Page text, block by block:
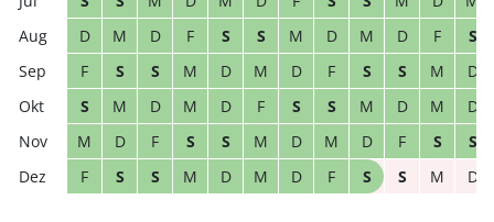
D
M D F S S M D M D F
S
F
S S M D M D F S S M
D
S
M D M D F S S M D M
D
M
D F S S M D M D F S
S
F
S S M D M D F S S M D